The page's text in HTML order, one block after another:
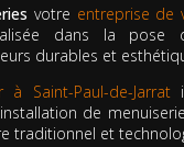
votre entreprise de
dans la pose
durables et
à Saint-Paul-de-Jarrat
de
traditionnel et